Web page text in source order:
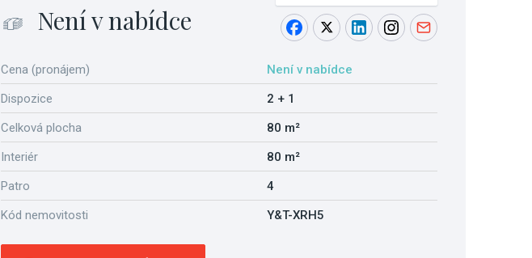
Není v nabídce
Cena (pronájem)
Není v nabídce
Dispozice
2 + 1
Celková plocha
80 m²
Interiér
80 m²
Patro
4
Kód nemovitosti
Y&T-XRH5